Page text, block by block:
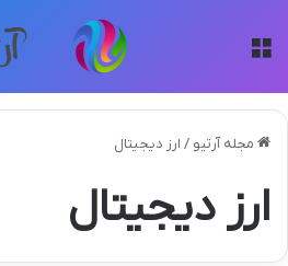
مجله آرتیو / ارز دیجیتال
ارز دیجیتال